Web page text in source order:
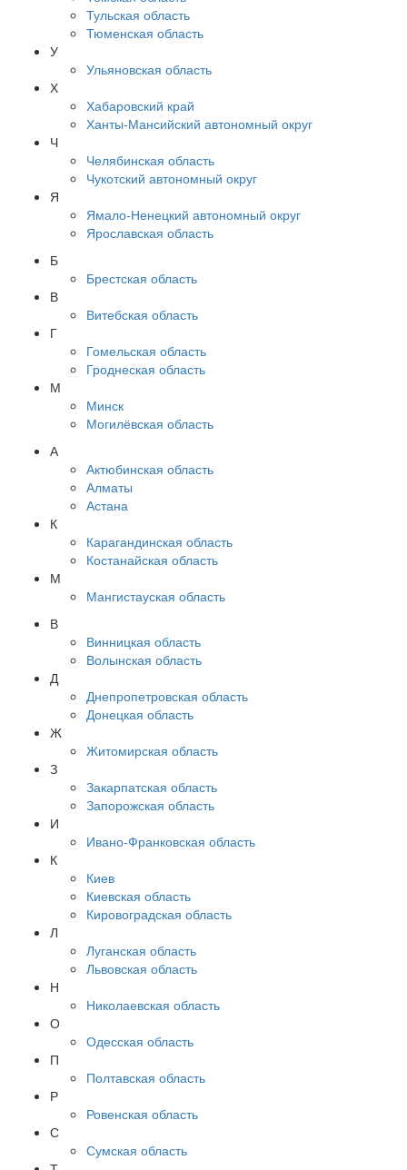
Тульская область
Тюменская область
У
Ульяновская область
Х
Хабаровский край
Ханты-Мансийский автономный округ
Ч
Челябинская область
Чукотский автономный округ
Я
Ямало-Ненецкий автономный округ
Ярославская область
Б
Брестская область
В
Витебская область
Г
Гомельская область
Гроднеская область
М
Минск
Могилёвская область
А
Актюбинская область
Алматы
Астана
К
Карагандинская область
Костанайская область
М
Мангистауская область
В
Винницкая область
Волынская область
Д
Днепропетровская область
Донецкая область
Ж
Житомирская область
З
Закарпатская область
Запорожская область
И
Ивано-Франковская область
К
Киев
Киевская область
Кировоградская область
Л
Луганская область
Львовская область
Н
Николаевская область
О
Одесская область
П
Полтавская область
Р
Ровенская область
С
Сумская область